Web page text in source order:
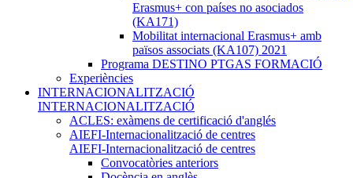
Erasmus+ con países no asociados
(KA171)
Mobilitat internacional Erasmus+ amb
països associats (KA107) 2021
Programa DESTINO PTGAS FORMACIÓ
Experiències
INTERNACIONALITZACIÓ
INTERNACIONALITZACIÓ
ACLES: exàmens de certificació d'anglés
AIEFI-Internacionalització de centres
AIEFI-Internacionalització de centres
Convocatòries anteriors